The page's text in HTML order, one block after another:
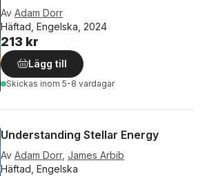
Av Adam Dorr
Häftad, Engelska, 2024
213 kr
Lägg till
Skickas inom 5-8 vardagar
Understanding Stellar Energy
Av Adam Dorr, James Arbib
Häftad, Engelska